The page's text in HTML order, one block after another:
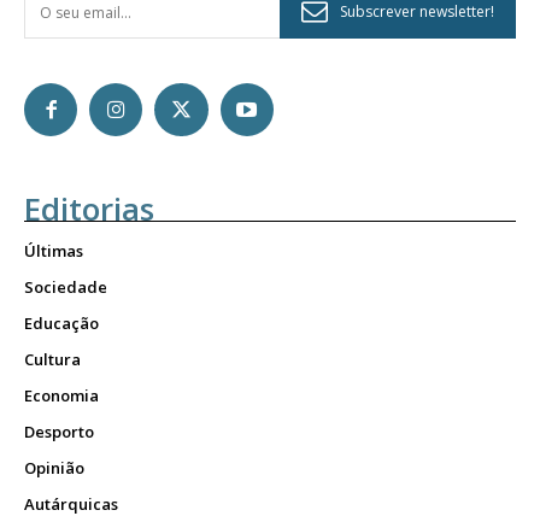
Subscrever newsletter!
Editorias
Últimas
Sociedade
Educação
Cultura
Economia
Desporto
Opinião
Autárquicas